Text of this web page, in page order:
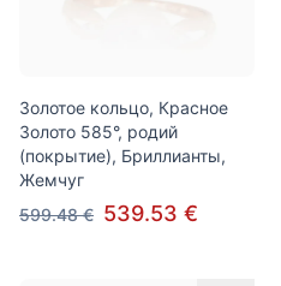
Золотое кольцо, Красное
Золото 585°, родий
(покрытие), Бриллианты,
Жемчуг
599.48 € 539.53 €